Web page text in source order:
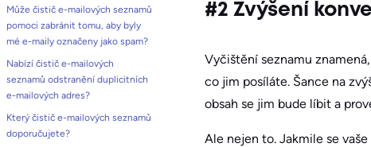
Může čistič e-mailových seznamů
pomoci zabránit tomu, aby byly
mé e-maily označeny jako spam?
Nabízí čistič e-mailových
seznamů odstranění duplicitních
e-mailových adres?
Který čistič e-mailových seznamů
doporučujete?
#2 Zvýšení
Vyčištění seznamu
co jim posíláte. Šance na
obsah se jim bude líbit a
Ale nejen to. Jakmile se